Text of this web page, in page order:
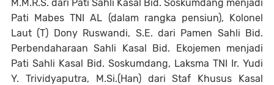
M.M.R.S. dari Pati Sahli Kasal Bid. Soskumdang menjadi
Pati Mabes TNI AL (dalam rangka pensiun), Kolonel
Laut (T) Dony Ruswandi, S.E. dari Pamen Sahli Bid.
Perbendaharaan Sahli Kasal Bid. Ekojemen menjadi
Pati Sahli Kasal Bid. Soskumdang, Laksma TNI Ir. Yudi
Y. Trividyaputra, M.Si.(Han) dari Staf Khusus Kasal